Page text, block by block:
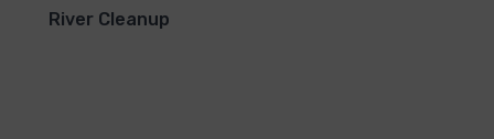
River Cleanup